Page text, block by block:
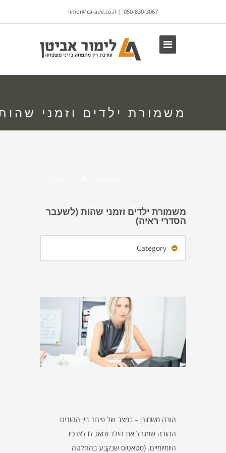
050-830-3067
|
limor@ca-adv.co.il
משמורת ילדים וזמני
משמורת ילדים וזמני שהות (לשעבר
הסדרי ראיה)
Category
הורה משמורן – במצב של פירוד בין ההורים
ההורה שמגדל את הילד ודואג לו לצרכיו
היומיומיים. (סטאטוס שנקבע בהחלטה